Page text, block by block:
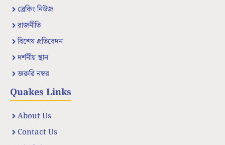
ব্রেকিং নিউজ
রাজনীতি
বিশেষ প্রতিবেদন
দর্শনীয় স্থান
জরুরি নম্বর
Quakes Links
About Us
Contact Us